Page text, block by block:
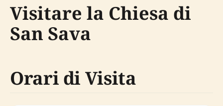
Visitare la Chiesa di
San Sava
Orari di Visita